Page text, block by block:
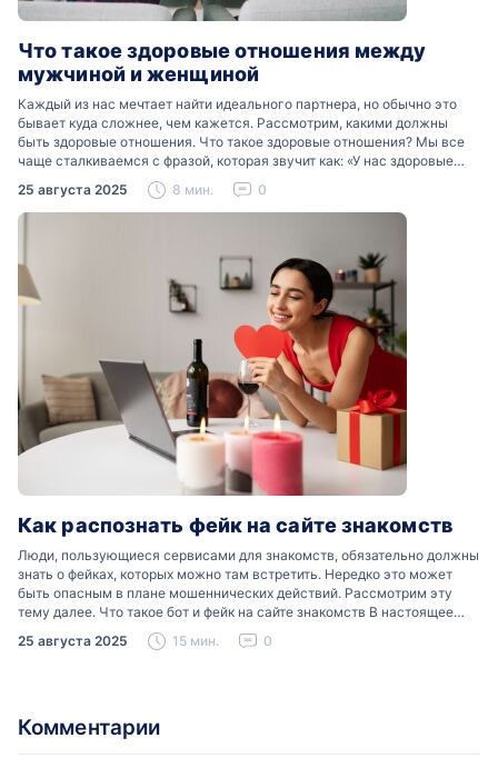
Что такое здоровые отношения между
мужчиной и женщиной
Каждый из нас мечтает найти идеального партнера, но обычно это
бывает куда сложнее, чем кажется. Рассмотрим, какими должны
быть здоровые отношения. Что такое здоровые отношения? Мы все
чаще сталкиваемся с фразой, которая звучит как: «У нас здоровые
отношения». Что именно подразумевается…
25 августа 2025 8 мин. 0
Как распознать фейк на сайте знакомств
Люди, пользующиеся сервисами для знакомств, обязательно должны
знать о фейках, которых можно там встретить. Нередко это может
быть опасным в плане мошеннических действий. Рассмотрим эту
тему далее. Что такое бот и фейк на сайте знакомств В настоящее
время можно встретить свою…
25 августа 2025 15 мин. 0
Комментарии